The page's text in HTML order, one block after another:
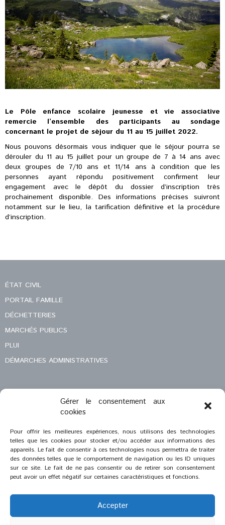
Gérer le consentement aux
cookies
Pour offrir les meilleures expériences, nous utilisons des technologies
telles que les cookies pour stocker et/ou accéder aux informations des
appareils. Le fait de consentir à ces technologies nous permettra de traiter
des données telles que le comportement de navigation ou les ID uniques
sur ce site. Le fait de ne pas consentir ou de retirer son consentement
peut avoir un effet négatif sur certaines caractéristiques et fonctions.
Accepter
Le Pôle enfance scolaire jeunesse et vie associative
remercie l’ensemble des participants au sondage
concernant le projet de séjour du 11 au 15 juillet 2022.
Nous pouvons désormais vous indiquer que le séjour pourra se
dérouler du 11 au 15 juillet pour un groupe de 7 à 14 ans avec
deux groupes de 7/10 ans et 11/14 ans à condition que les
personnes ayant répondu positivement confirment leur
engagement avec le dépôt du dossier d’inscription très
prochainement disponible. Des informations précises suivront
notamment sur le lieu, la tarification définitive et la procédure
d’inscription.
ÉTAT CIVIL
PORTAIL FAMILLE
DÉCHETTERIES
MARCHÉS PUBLICS
PLUI
DÉMARCHES ADMINISTRATIVES
MENTIONS LÉGALES